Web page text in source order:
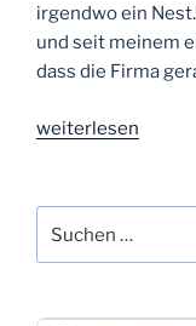
irgendwo ein
und seit meinem
dass die Firma
„Tag
Nachbarschaft“
weiterlesen
nach: